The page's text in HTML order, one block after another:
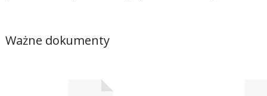
Ważne dokumenty